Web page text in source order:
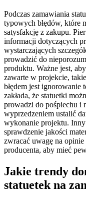
Podczas zamawiania
typowych błędów, które
satysfakcję z zakupu.
informacji dotyczących
wystarczających
prowadzić do
produktu. Ważne jest,
zawarte w projekcie,
błędem jest ignorowanie
zakłada, że statuetki
prowadzi do pośpiechu i
wyprzedzeniem ustalić
wykonanie projektu. Inny
sprawdzenie jakości
zwracać uwagę na
producenta, aby mieć
Jakie trendy
statuetek na